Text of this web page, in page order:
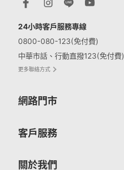
24小時客戶服務專線
0800-080-123(免付費)
中華市話、行動直撥123(免付費)
更多聯絡方式
網路門市
客戶服務
關於我們